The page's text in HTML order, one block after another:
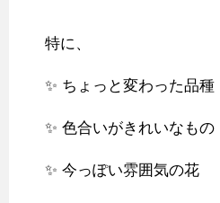
特に、
✨ ちょっと変わった品種
✨ 色合いがきれいなもの
✨ 今っぽい雰囲気の花